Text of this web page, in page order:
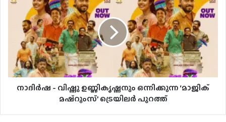
നാദിര്‍ഷ - വിഷ്ണു ഉണ്ണികൃഷ്ണനും ഒന്നിക്കുന്ന ‘മാജിക്
മഷ്റൂംസ്’ ട്രെയിലർ പുറത്ത്